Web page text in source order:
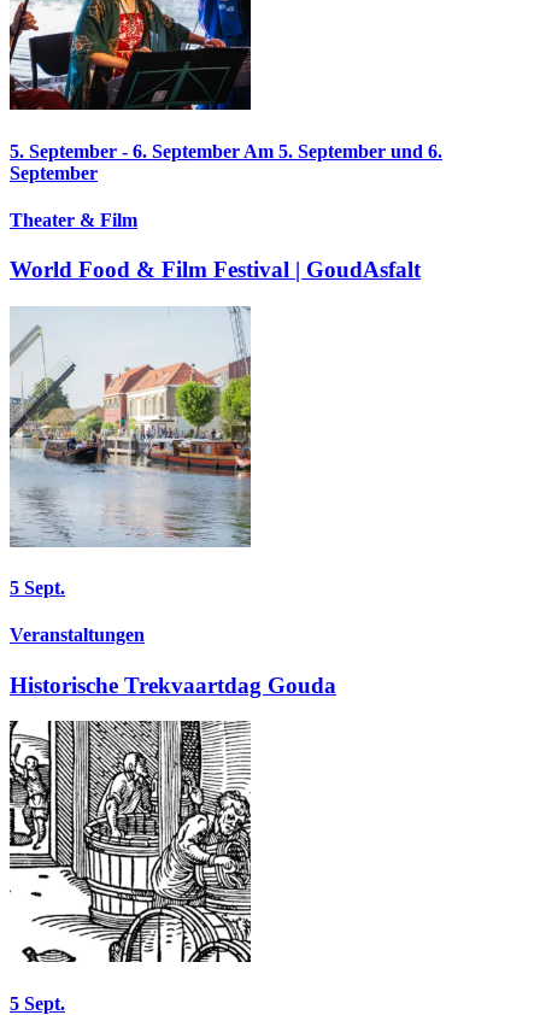
5. September - 6. September Am 5. September und 6.
September
Theater & Film
World Food & Film Festival | GoudAsfalt
5 Sept.
Veranstaltungen
Historische Trekvaartdag Gouda
5 Sept.